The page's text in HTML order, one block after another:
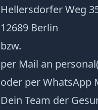
Hellersdorfer Weg
12689 Berlin
bzw.
per Mail an
oder per WhatsApp
Dein Team der